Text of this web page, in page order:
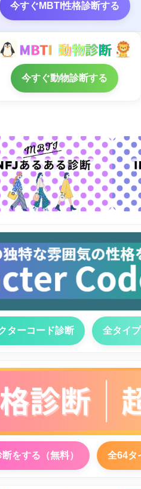
今すぐMBTI性格診断する
今すぐ動物診断する
ターコード診断 全タイ
をする（無料） 全64タ